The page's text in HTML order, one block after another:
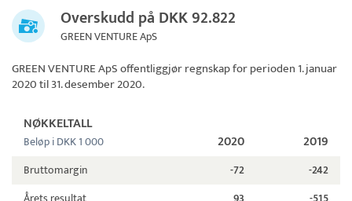
Overskudd på DKK 92.822
GREEN VENTURE ApS
GREEN VENTURE ApSoffentliggjør regnskap for perioden 1. januar
2020 til 31. desember 2020.
NØKKELTALL
Beløp i DKK 1 000 2020 2019
Bruttomargin -72
-242